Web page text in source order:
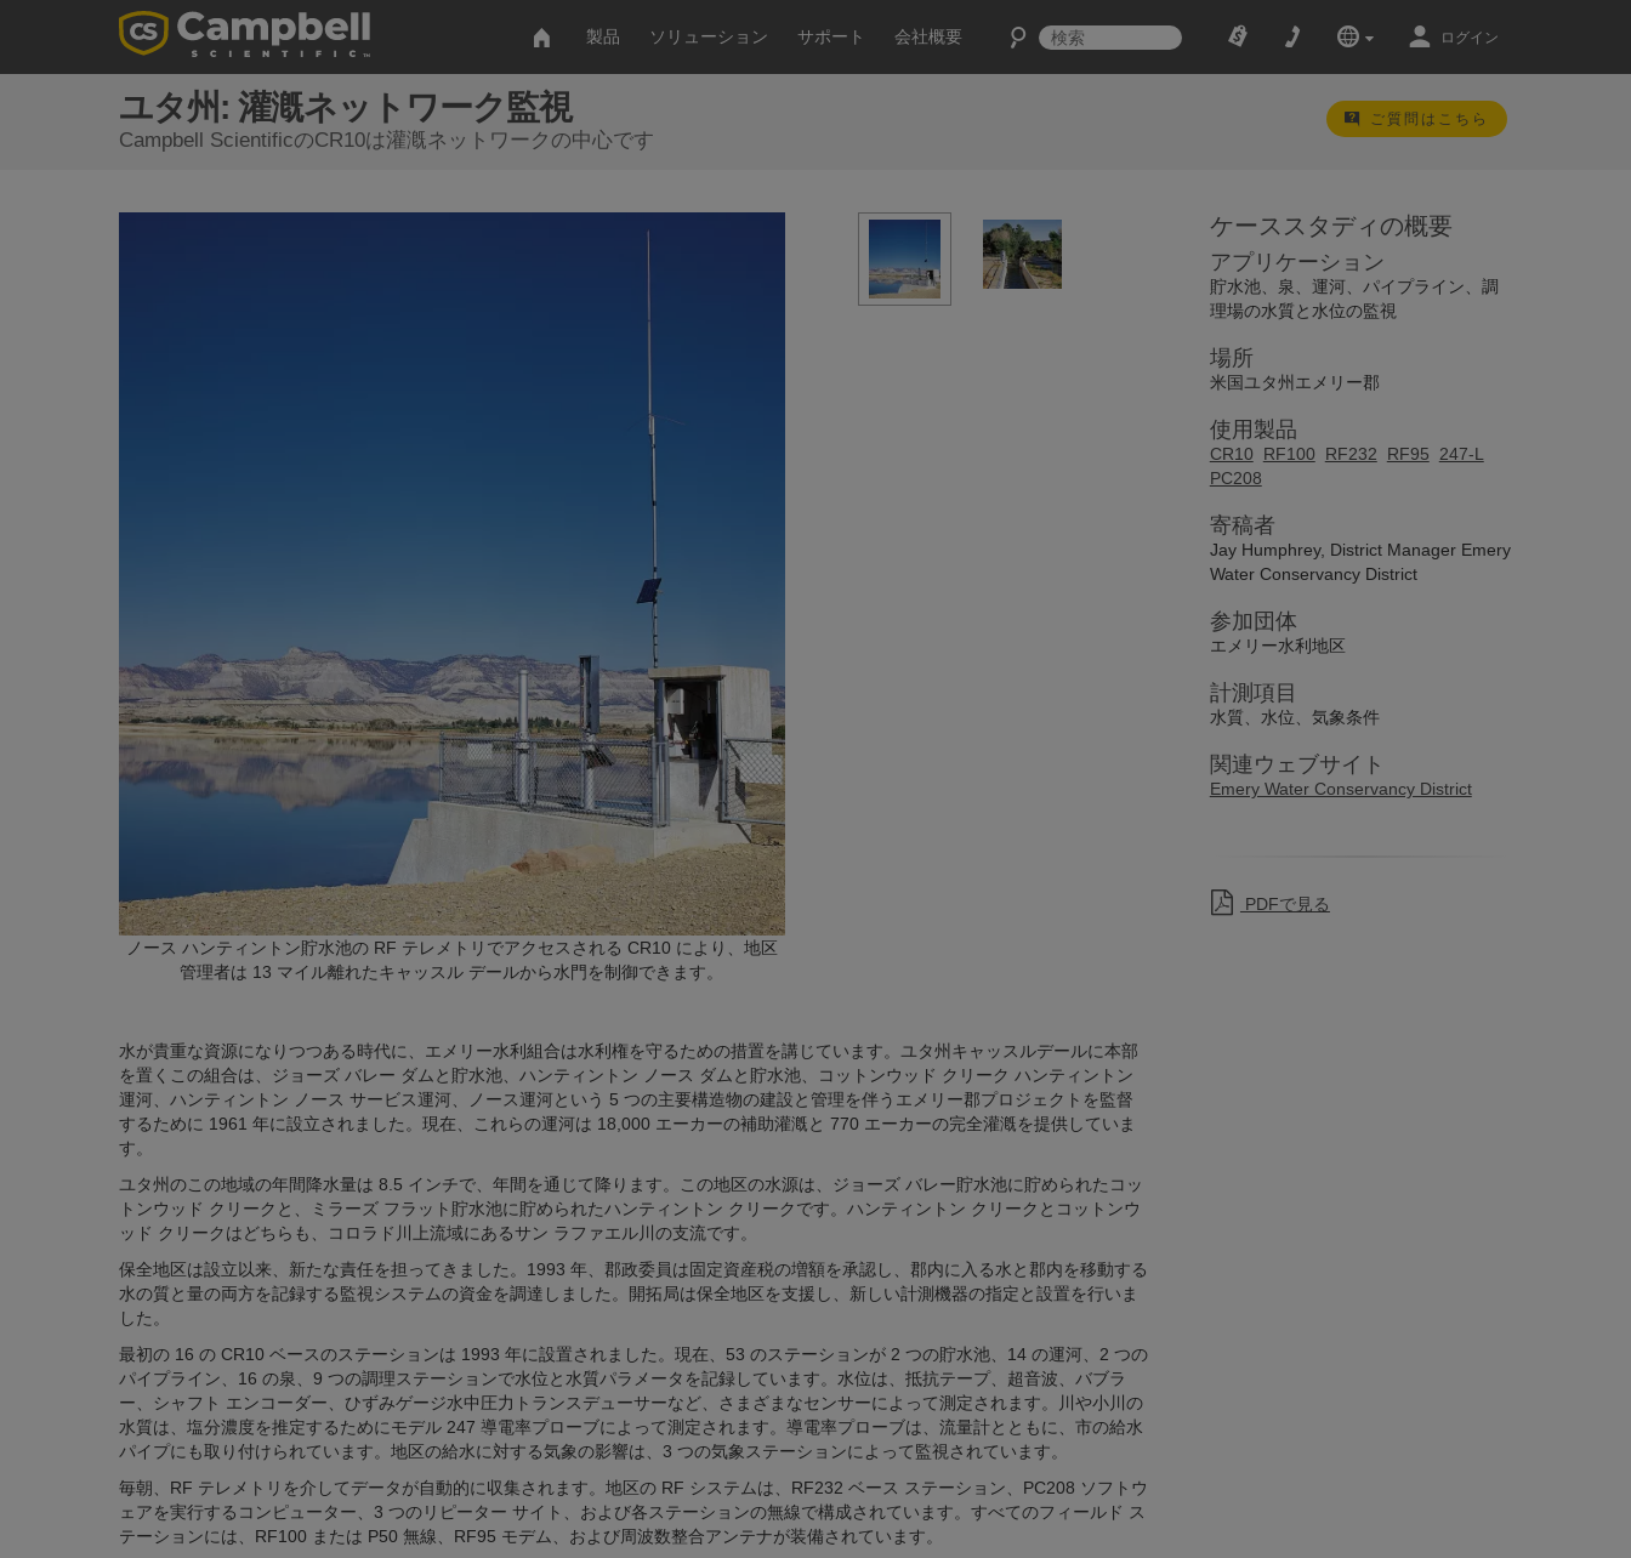
製品 ソリューション サポート 会社概要 ログイン
ユタ州: 灌漑ネットワーク監視
Campbell ScientificのCR10は灌漑ネットワークの中心です
ご質問はこちら
ノース ハンティントン貯水池の RF テレメトリでアクセスされる CR10 により、地区
管理者は 13 マイル離れたキャッスル デールから水門を制御できます。
水が貴重な資源になりつつある時代に、エメリー水利組合は水利権を守るための措置を講じています。ユタ州キャッスルデールに本部
を置くこの組合は、ジョーズ バレー ダムと貯水池、ハンティントン ノース ダムと貯水池、コットンウッド クリーク ハンティントン
運河、ハンティントン ノース サービス運河、ノース運河という 5 つの主要構造物の建設と管理を伴うエメリー郡プロジェクトを監督
するために 1961 年に設立されました。現在、これらの運河は 18,000 エーカーの補助灌漑と 770 エーカーの完全灌漑を提供していま
す。
ユタ州のこの地域の年間降水量は 8.5 インチで、年間を通じて降ります。この地区の水源は、ジョーズ バレー貯水池に貯められたコッ
トンウッド クリークと、ミラーズ フラット貯水池に貯められたハンティントン クリークです。ハンティントン クリークとコットンウ
ッド クリークはどちらも、コロラド川上流域にあるサン ラファエル川の支流です。
保全地区は設立以来、新たな責任を担ってきました。1993 年、郡政委員は固定資産税の増額を承認し、郡内に入る水と郡内を移動する
水の質と量の両方を記録する監視システムの資金を調達しました。開拓局は保全地区を支援し、新しい計測機器の指定と設置を行いま
した。
最初の 16 の CR10 ベースのステーションは 1993 年に設置されました。現在、53 のステーションが 2 つの貯水池、14 の運河、2 つの
パイプライン、16 の泉、9 つの調理ステーションで水位と水質パラメータを記録しています。水位は、抵抗テープ、超音波、バブラ
ー、シャフト エンコーダー、ひずみゲージ水中圧力トランスデューサーなど、さまざまなセンサーによって測定されます。川や小川の
水質は、塩分濃度を推定するためにモデル 247 導電率プローブによって測定されます。導電率プローブは、流量計とともに、市の給水
パイプにも取り付けられています。地区の給水に対する気象の影響は、3 つの気象ステーションによって監視されています。
毎朝、RF テレメトリを介してデータが自動的に収集されます。地区の RF システムは、RF232 ベース ステーション、PC208 ソフトウ
ェアを実行するコンピューター、3 つのリピーター サイト、および各ステーションの無線で構成されています。すべてのフィールド ス
テーションには、RF100 または P50 無線、RF95 モデム、および周波数整合アンテナが装備されています。
ケーススタディの概要
アプリケーション
貯水池、泉、運河、パイプライン、調
理場の水質と水位の監視
場所
米国ユタ州エメリー郡
使用製品
CR10 RF100 RF232 RF95
247-L
PC208
寄稿者
Jay Humphrey, District Manager Emery
Water Conservancy District
参加団体
エメリー水利地区
計測項目
水質、水位、気象条件
関連ウェブサイト
Emery Water Conservancy District
PDFで見る